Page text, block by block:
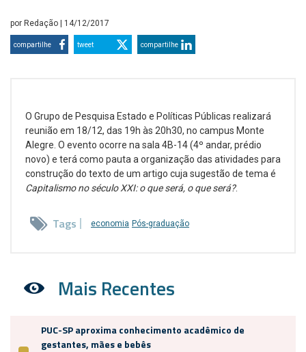
por Redação | 14/12/2017
compartilhe tweet compartilhe
O Grupo de Pesquisa Estado e Políticas Públicas realizará
reunião em 18/12, das 19h às 20h30, no campus Monte
Alegre. O evento ocorre na sala 4B-14 (4º andar, prédio
novo) e terá como pauta a organização das atividades para
construção do texto de um artigo cuja sugestão de tema é
Capitalismo no século XXI: o que será, o que será?.
Tags economia Pós-graduação
Mais Recentes
PUC-SP aproxima conhecimento acadêmico de
gestantes, mães e bebês